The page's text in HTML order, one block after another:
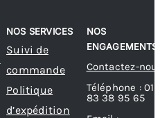
NOS SERVICES
Suivi de
commande
Politique
d’expédition
NOS
ENGAGEMENTS
Contactez-
Téléphone : 01
83 38 95 65